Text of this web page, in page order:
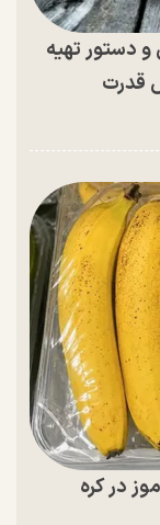
دستور تهیه
قدرت
در کره